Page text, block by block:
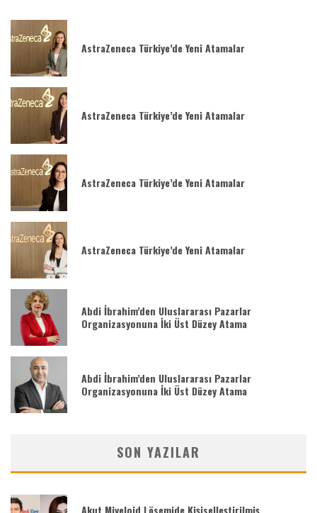
AstraZeneca Türkiye’de Yeni Atamalar
AstraZeneca Türkiye’de Yeni Atamalar
AstraZeneca Türkiye’de Yeni Atamalar
AstraZeneca Türkiye’de Yeni Atamalar
Abdi İbrahim’den Uluslararası Pazarlar
Organizasyonuna İki Üst Düzey Atama
Abdi İbrahim’den Uluslararası Pazarlar
Organizasyonuna İki Üst Düzey Atama
SON YAZILAR
Akut Miyeloid Lösemide Kişiselleştirilmiş